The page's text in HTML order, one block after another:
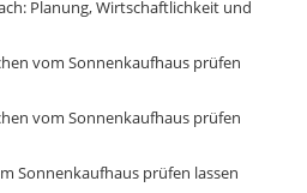
Planung, Wirtschaftlichkeit und
vom Sonnenkaufhaus prüfen
vom Sonnenkaufhaus prüfen
Sonnenkaufhaus prüfen lassen